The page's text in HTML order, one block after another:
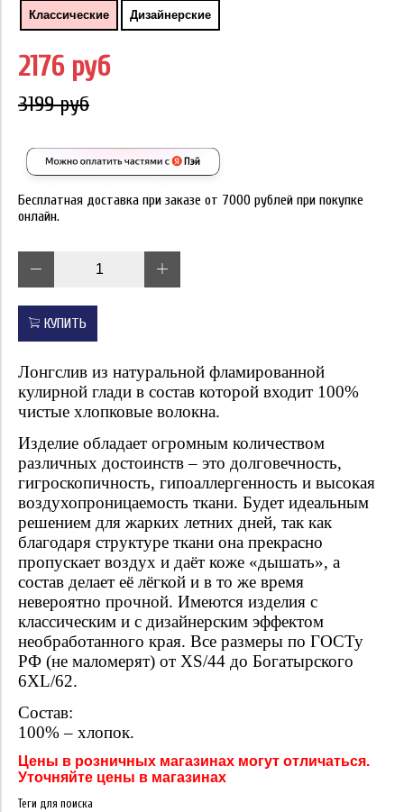
Классические Дизайнерские
2176 руб
3199 руб
Бесплатная доставка при заказе от 7000 рублей при покупке
онлайн.
КУПИТЬ
Лонгслив из натуральной фламированной
кулирной глади в состав которой входит 100%
чистые хлопковые волокна.
Изделие обладает огромным количеством
различных достоинств – это долговечность,
гигроскопичность, гипоаллергенность и высокая
воздухопроницаемость ткани. Будет идеальным
решением для жарких летних дней, так как
благодаря структуре ткани она прекрасно
пропускает воздух и даёт коже «дышать», а
состав делает её лёгкой и в то же время
невероятно прочной. Имеются изделия с
классическим и с дизайнерским эффектом
необработанного края. Все размеры по ГОСТу
РФ (не маломерят) от XS/44 до Богатырского
6XL/62.
Состав:
100% – хлопок.
Цены в розничных магазинах могут отличаться.
Уточняйте цены в магазинах
Теги для поиска